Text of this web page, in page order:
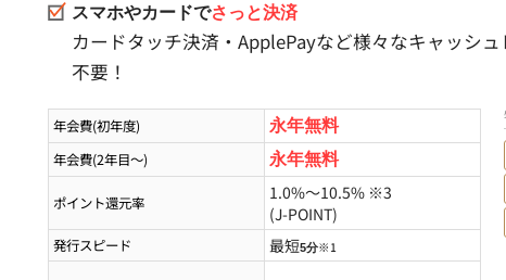
スマホやカードでさっと決済
カードタッチ決済・ApplePayなど様々なキャッシ
不要！
年会費(初年度) 永年無料
年会費(2年目～) 永年無料
ポイント還元率 1.0%～10.5% ※3
(J-POINT)
発行スピード 最短5分※1